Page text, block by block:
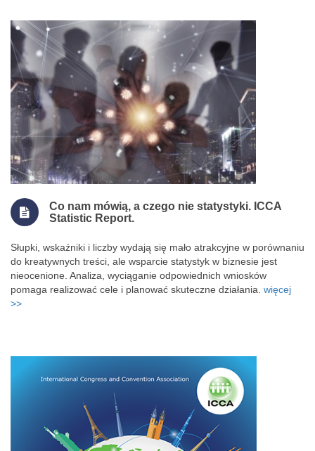
Co nam mówią, a czego nie statystyki. ICCA
Statistic Report.
Słupki, wskaźniki i liczby wydają się mało atrakcyjne w porównaniu
do kreatywnych treści, ale wsparcie statystyk w biznesie jest
nieocenione. Analiza, wyciąganie odpowiednich wniosków
pomaga realizować cele i planować skuteczne działania. więcej
>>